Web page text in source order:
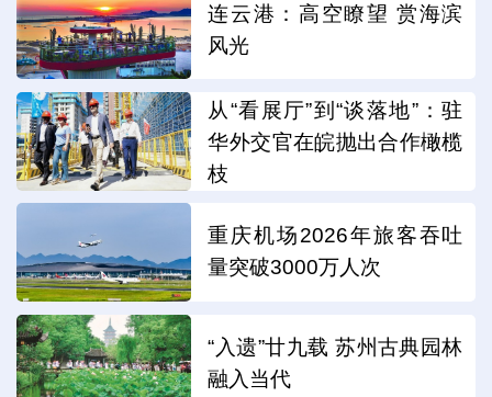
连云港：高空瞭望 赏海滨
风光
从“看展厅”到“谈落地”：驻
华外交官在皖抛出合作橄榄
枝
重庆机场2026年旅客吞吐
量突破3000万人次
“入遗”廿九载 苏州古典园林
融入当代